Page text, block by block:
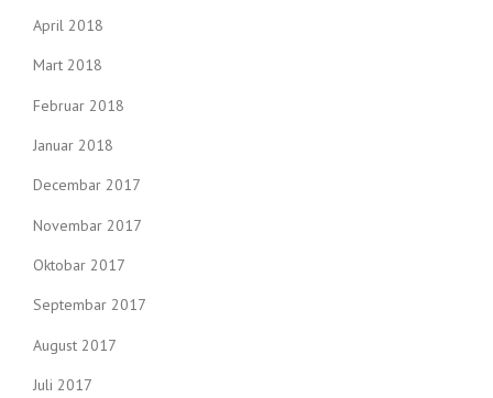
April 2018
Mart 2018
Februar 2018
Januar 2018
Decembar 2017
Novembar 2017
Oktobar 2017
Septembar 2017
August 2017
Juli 2017